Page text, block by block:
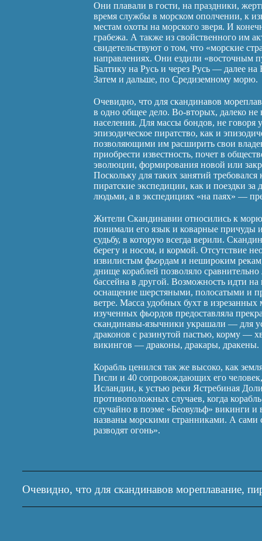
Они плавали в гости, на праздники,
время службы в морском ополчении, к
местам охоты на морского зверя. И
грабежа. А также из свойственного им
свидетельствуют о том, что «морские
направлениях. Они ездили «восточным
Балтику на Русь и через Русь — далее
Затем и дальше, по Средиземному морю.
Очевидно, что для скандинавов
в одно общее дело. Во-вторых, далеко не
населения. Для массы бондов, не
эпизодическое пиратство, как и
позволяющими им расширить свои
приобрести известность, почет в
эволюции, формирования новой или
Поскольку для таких занятий
пиратские экспедиции, как и поездки за
людьми, а в экспедициях «на паях» —
Жители Скандинавии относились к
понимали его язык и коварные причуды
судьбу, в которую всегда верили.
берегу и носом, и кормой. Отсутствие
извилистым фьордам и нешироким
днище кораблей позволяло
бассейна в другой. Возможность идти на
оснащение шерстяными, полосатыми и
ветре. Масса удобных бухт в
изученных фьордов предоставляла
скандинавы-язычники украшали — для
драконов с разинутой пастью, корму —
викингов — драконы, дракары, дракены.
Корабль ценился так же высоко, как
Гисли и 40 сопровождающих его
Исландии, к устью реки Ястребиная
противоположных случаев, когда
случайно в поэме «Беовульф» викинги
названы морскими странниками. А сами
разводят огонь».
Очевидно, что для скандинавов мореплавание,